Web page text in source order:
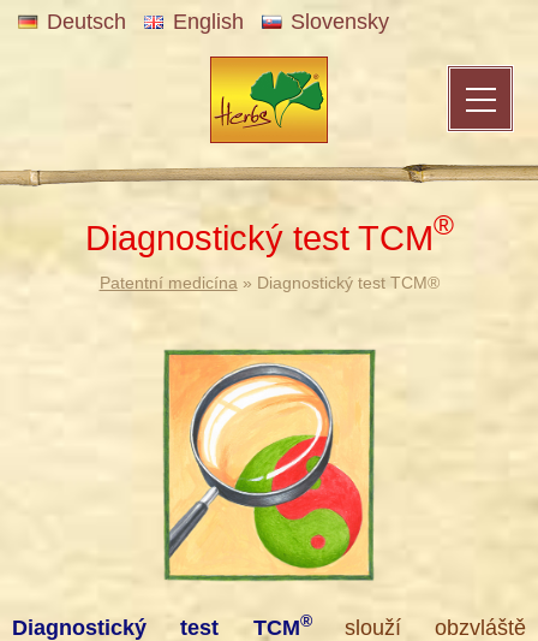
Deutsch English Slovensky
Diagnostický test TCM®
Patentní medicína» Diagnostický test TCM®
Diagnostický test TCM® slouží obzvláště